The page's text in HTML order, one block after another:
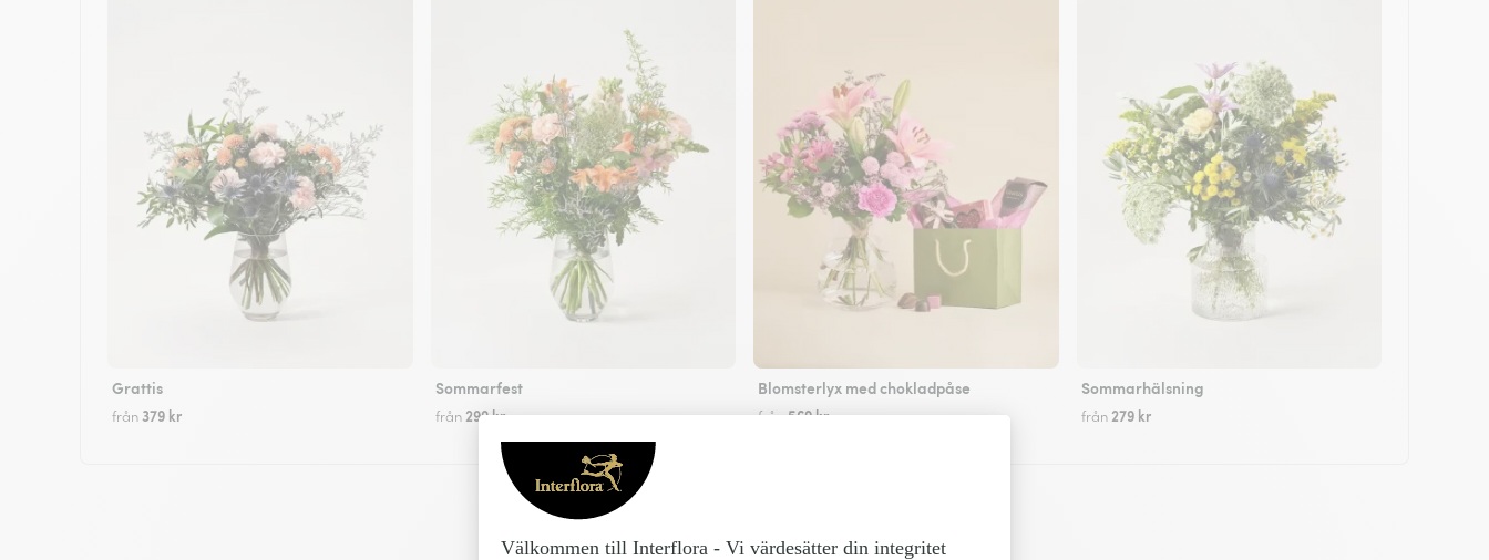
Grattis
från 379 kr
Sommarfest
från299 kr
Blomsterlyx med chokladpåse
från569 kr
Sommarhälsning
från 279 kr